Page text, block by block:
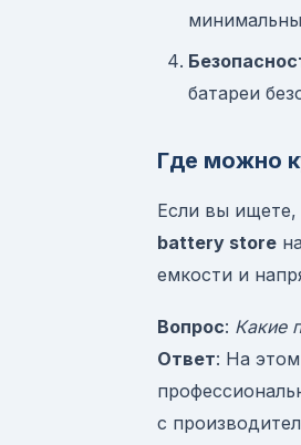
батареи
Где можно
Если вы ищете,
battery store
емкости и
Вопрос: Какие
Ответ: На
с